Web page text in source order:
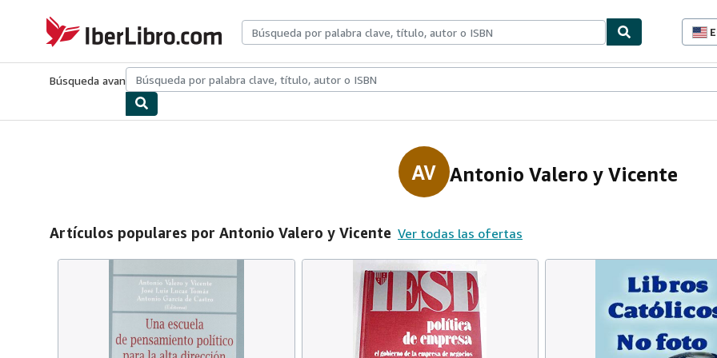
IberLibro.com
Búsqueda avanzadaColecciones Libros antiguosArte y coleccionismo
AV Antonio Valero y Vicente
Artículos populares por Antonio Valero y Vicente Ver todas las ofertas